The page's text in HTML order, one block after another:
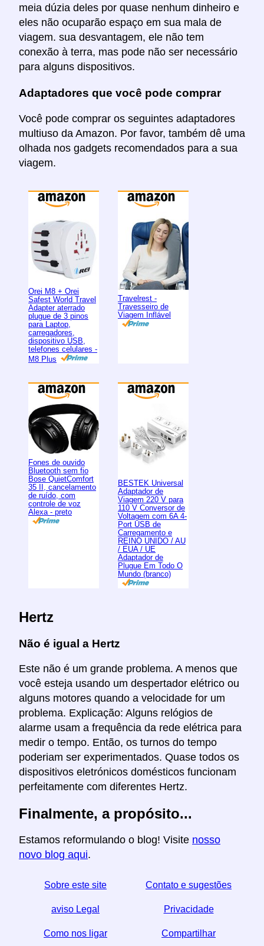
meia dúzia deles por quase nenhum dinheiro e
eles não ocuparão espaço em sua mala de
viagem. sua desvantagem, ele não tem
conexão à terra, mas pode não ser necessário
para alguns dispositivos.
Adaptadores que você pode comprar
Você pode comprar os seguintes adaptadores
multiuso da Amazon. Por favor, também dê uma
olhada nos gadgets recomendados para a sua
viagem.
Orei M8 + Orei
Safest World Travel
Adapter aterrado
plugue de 3 pinos
para Laptop,
carregadores,
dispositivo USB,
telefones celulares -
M8 Plus
Travelrest -
Travesseiro de
Viagem Inflável
Fones de ouvido
Bluetooth sem fio
Bose QuietComfort
35 II, cancelamento
de ruído, com
controle de voz
Alexa - preto
BESTEK Universal
Adaptador de
Viagem 220 V para
110 V Conversor de
Voltagem com 6A 4-
Port USB de
Carregamento e
REINO UNIDO / AU
/ EUA / UE
Adaptador de
Plugue Em Todo O
Mundo (branco)
Hertz
Não é igual a Hertz
Este não é um grande problema. A menos que
você esteja usando um despertador elétrico ou
alguns motores quando a velocidade for um
problema. Explicação: Alguns relógios de
alarme usam a frequência da rede elétrica para
medir o tempo. Então, os turnos do tempo
poderiam ser experimentados. Quase todos os
dispositivos eletrónicos domésticos funcionam
perfeitamente com diferentes Hertz.
Finalmente, a propósito...
Estamos reformulando o blog! Visite nosso
novo blog aqui.
Sobre este site Contato e sugestões
aviso Legal Privacidade
Como nos ligar Compartilhar